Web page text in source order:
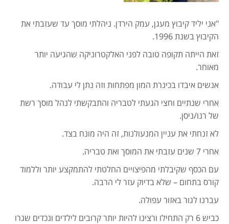
"אני יליד קיבוץ מעגן, עמק הירדן. ניהלתי מוסך עד שעזבתי את
הקיבוץ בשנת 1996.
זאת הייתה תקופה טובה לפני האלקטרוניקה שהגיעה יותר
מאוחר.
אנשים איבדו בכינרת המון מפתחות וזה נתן לי עבודה.
אחרי שנתיים וחצי הגעתי לטבריה והתבקשתי לנהל מוסך רשת
של רנו/ניסן.
לא זנחתי את עניין המנעולנות, זה היה מונח בצד.
אחרי 7 שנים עזבתי את המוסך ואת טבריה.
עם הכסף שקיבלתי מהפיצויים החלטתי להתמקצע יותר וללמוד
קורס בתחום – שלא בדיוק עזר לי הרבה.
עברנו לגור באזור עפולה.
כביש 6 רק התחילו ורצינו להיות יותר קרובים לילדים ונכדים שגרו